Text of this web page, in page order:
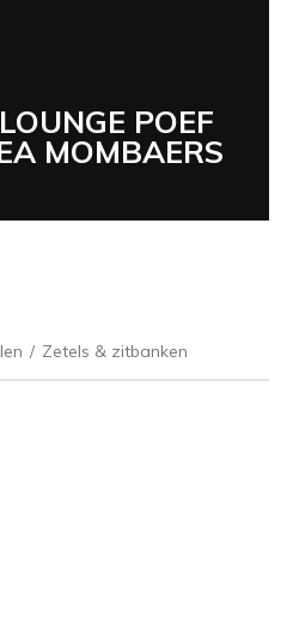
POEF
MOMBAERS
/ Zetels & zitbanken